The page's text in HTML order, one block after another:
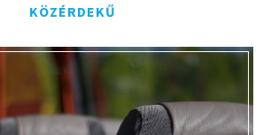
KÖZÉRDEKŰ